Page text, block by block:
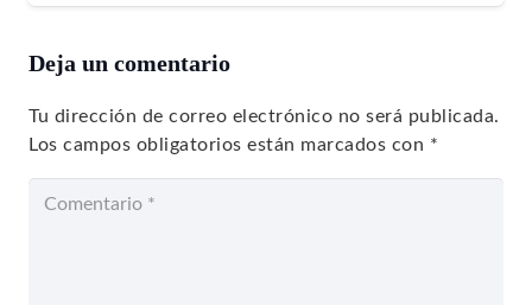
Deja un comentario
Tu dirección de correo electrónico no será publicada.
Los campos obligatorios están marcados con *